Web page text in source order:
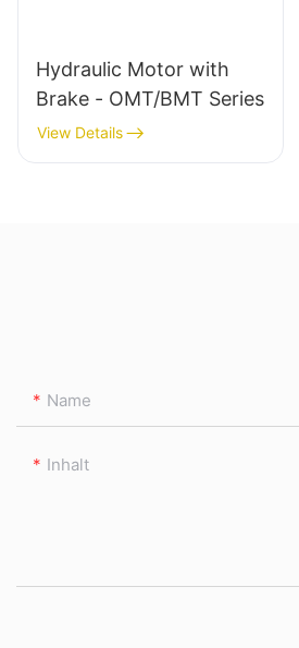
Hydraulic Motor with
Brake - OMT/BMT Series
View Details
Name
Inhalt